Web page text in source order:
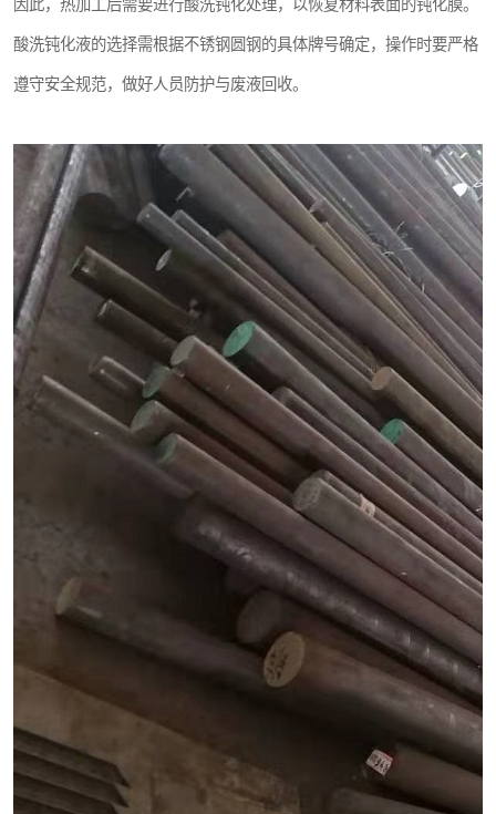
因此，热加工后需要进行酸洗钝化处理，以恢复材料表面的钝化膜。
酸洗钝化液的选择需根据不锈钢圆钢的具体牌号确定，操作时要严格
遵守安全规范，做好人员防护与废液回收。